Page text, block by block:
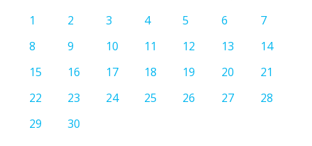
1
2 3 4 5 6
7
8
9 10 11 12 13
14
15
16 17 18 19 20
21
22
23 24 25 26 27
28
29
30